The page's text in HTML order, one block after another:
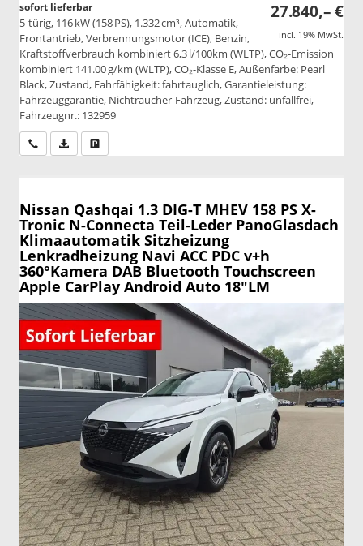
27.840,– €
incl. 19% MwSt.
sofort lieferbar
5-türig, 116 kW (158 PS), 1.332 cm³, Automatik,
Frontantrieb, Verbrennungsmotor (ICE), Benzin,
Kraftstoffverbrauch kombiniert 6,3 l/100km (WLTP), CO₂-Emission
kombiniert 141.00 g/km (WLTP), CO₂-Klasse E, Außenfarbe: Pearl
Black, Zustand, Fahrfähigkeit: fahrtauglich, Garantieleistung:
Fahrzeuggarantie, Nichtraucher-Fahrzeug, Zustand: unfallfrei,
Fahrzeugnr.: 132959
Wir rufen Sie anPDF-Datei, Fahrzeugexposé drucken
Nissan Qashqai 1.3 DIG-T MHEV 158 PS X-
Tronic N-Connecta Teil-Leder PanoGlasdach
Klimaautomatik Sitzheizung
Lenkradheizung Navi ACC PDC v+h
360°Kamera DAB Bluetooth Touchscreen
Apple CarPlay Android Auto 18"LM